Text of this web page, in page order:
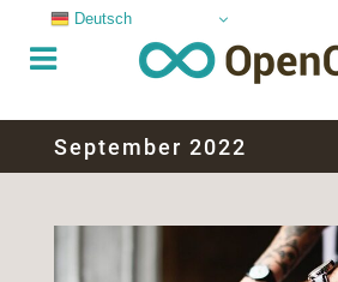
September 2022
Deutsch